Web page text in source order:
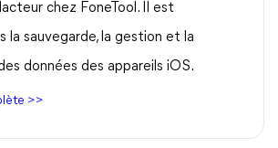
chez FoneTool. Il est
la sauvegarde, la gestion et la
données des appareils iOS.
>>